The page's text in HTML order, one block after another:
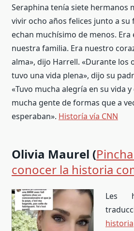
Seraphina tenía siete hermanos
vivir ocho años felices junto a su
echan muchísimo de menos. Era
nuestra familia. Era nuestro
alma», dijo Harrell. «Durante los
tuvo una vida plena», dijo su
«Tuvo mucha alegría en su vida
mucha gente de formas que a
esperaban». Historía vía CNN
Olivia Maurel (
conocer la historia
Les
historia